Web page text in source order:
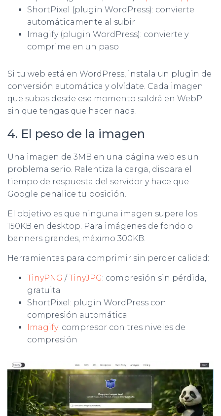
ShortPixel (plugin WordPress): convierte
automáticamente al subir
Imagify (plugin WordPress): convierte y
comprime en un paso
Si tu web está en WordPress, instala un plugin de
conversión automática y olvídate. Cada imagen
que subas desde ese momento saldrá en WebP
sin que tengas que hacer nada.
4. El peso de la imagen
Una imagen de 3MB en una página web es un
problema serio. Ralentiza la carga, dispara el
tiempo de respuesta del servidor y hace que
Google penalice tu posición.
El objetivo es que ninguna imagen supere los
150KB en desktop. Para imágenes de fondo o
banners grandes, máximo 300KB.
Herramientas para comprimir sin perder calidad:
TinyPNG /TinyJPG: compresión sin pérdida,
gratuita
ShortPixel: plugin WordPress con
compresión automática
Imagify: compresor con tres niveles de
compresión